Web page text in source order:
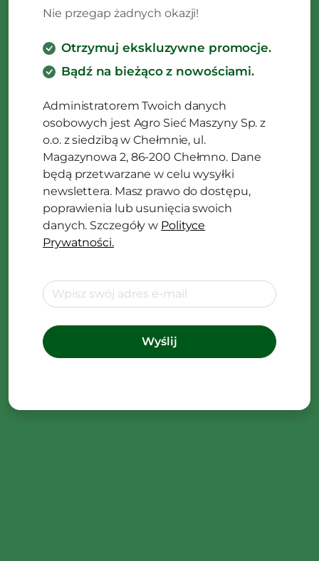
Nie przegap żadnych okazji!
Otrzymuj ekskluzywne promocje.
Bądź na bieżąco z nowościami.
Administratorem Twoich danych
osobowych jest Agro Sieć Maszyny Sp. z
o.o. z siedzibą w Chełmnie, ul.
Magazynowa 2, 86-200 Chełmno. Dane
będą przetwarzane w celu wysyłki
newslettera. Masz prawo do dostępu,
poprawienia lub usunięcia swoich
danych. Szczegóły w Polityce
Prywatności.